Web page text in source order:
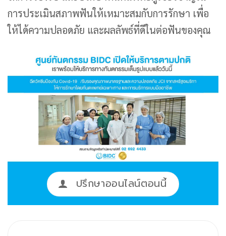
การประเมินสภาพฟันให้เหมาะสมกับการรักษา เพื่อ
ให้ได้ความปลอดภัย และผลลัพธ์ที่ดีในต่อฟันของคุณ
ปรึกษาออนไลน์ตอนนี้